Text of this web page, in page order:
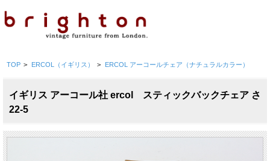
TOP > ERCOL（イギリス） > ERCOL アーコールチェア（ナチュラルカラー）
イギリス アーコール社 ercol スティックバックチェア さ
22-5